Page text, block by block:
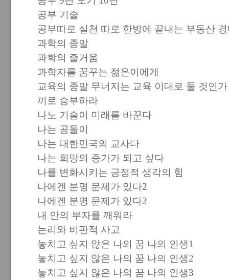
공부 기술
공부따로 실천 따로 한방에 끝내는 부동산
과학의 종말
과학의 즐거움
과학자를 꿈꾸는 젊은이에게
교육의 종말 무너지는 교육 이대로 둘 것인가
끼로 승부하라
나노 기술이 미래를 바꾼다
나는 공돌이
나는 대한민국의 교사다
나는 희망의 증가가 되고 싶다
나를 변화시키는 긍정적 생각의 힘
나에겐 분명 문제가 있다2
나에겐 분명 문제가 있다2
내 안의 부자를 깨워라
논리와 비판적 사고
놓치고 싶지 않은 나의 꿈 나의 인생1
놓치고 싶지 않은 나의 꿈 나의 인생2
놓치고 싶지 않은 나의 꿈 나의 인생3